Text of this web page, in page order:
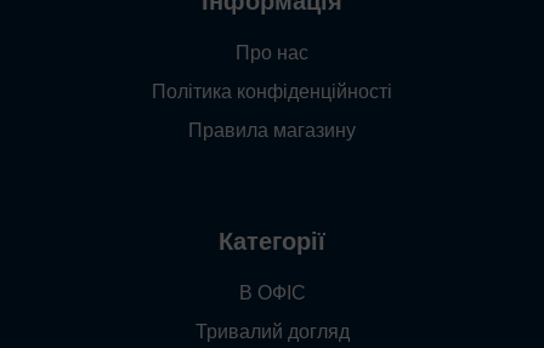
Про нас
Політика конфіденційності
Правила магазину
Категорії
В ОФІС
Тривалий догляд